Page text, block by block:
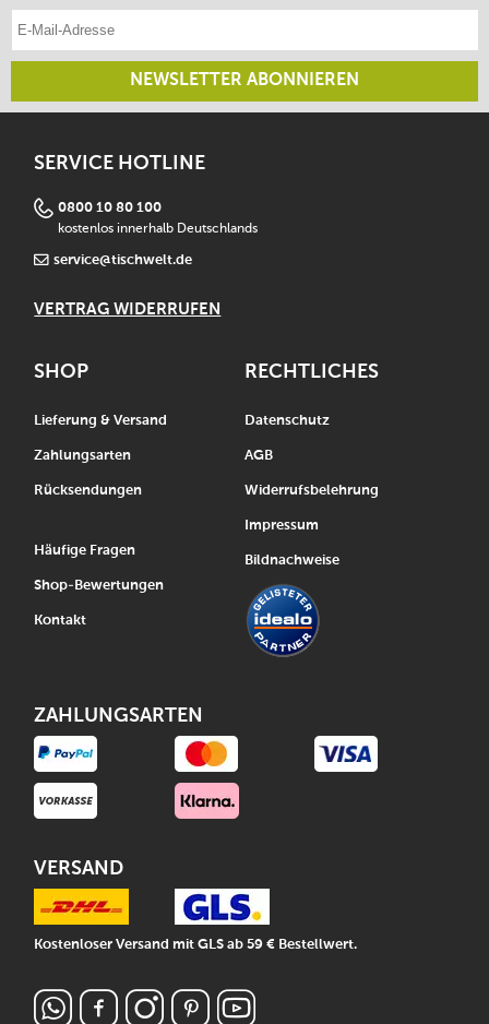
NEWSLETTER ABONNIEREN
SERVICE HOTLINE
0800 10 80 100
kostenlos innerhalb Deutschlands
service@tischwelt.de
VERTRAG WIDERRUFEN
SHOP
Lieferung & Versand
Zahlungsarten
Rücksendungen
Häufige Fragen
Shop-Bewertungen
Kontakt
RECHTLICHES
Datenschutz
AGB
Widerrufsbelehrung
Impressum
Bildnachweise
ZAHLUNGSARTEN
VERSAND
Kostenloser Versand mit GLS ab 59 € Bestellwert.